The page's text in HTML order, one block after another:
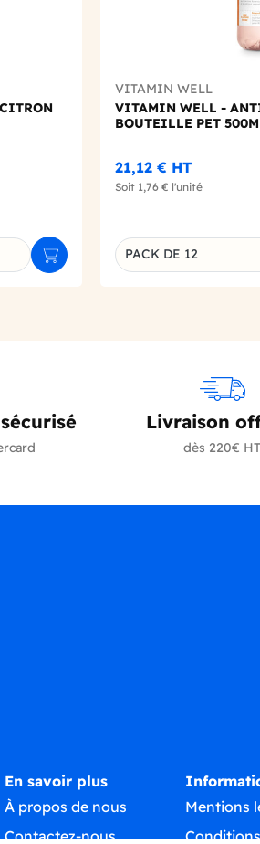
Ajouter au panier
VITAMIN WELL
VITAMIN WELL -
BOUTEILLE PET
21,12 € HT
Soit 1,76 € l'unité
Déclinaison du
PACK DE 12
Livraison
dès 220€ HT
En savoir plus
À propos de nous
Contactez-nous
Mentions